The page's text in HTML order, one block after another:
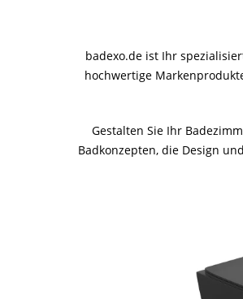
badexo.de ist Ihr
hochwertige
Gestalten Sie Ihr
Badkonzepten, die Design